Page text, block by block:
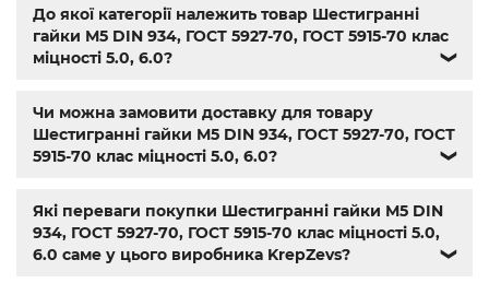
крепёжный магазин,гайки купить,метизы оптом,
крепеж харьков ,крепежи магазин ,магазин болтов,
гайки и болты,болты харьков
крепежные изделия,купить винты,болты киев
нержавейка,болты с гайкой, болт нержавійка,купить
болт м8,болт м8 нержавейка,купить болт м 10
купить
До якої категорії належить товар Шестигранні
гайки М5 DIN 934, ГОСТ 5927-70, ГОСТ 5915-70 клас
міцності 5.0, 6.0?
❯
Чи можна замовити доставку для товару
Шестигранні гайки М5 DIN 934, ГОСТ 5927-70, ГОСТ
5915-70 клас міцності 5.0, 6.0?
❯
Які переваги покупки Шестигранні гайки М5 DIN
934, ГОСТ 5927-70, ГОСТ 5915-70 клас міцності 5.0,
6.0 саме у цього виробника KrepZevs?
❯